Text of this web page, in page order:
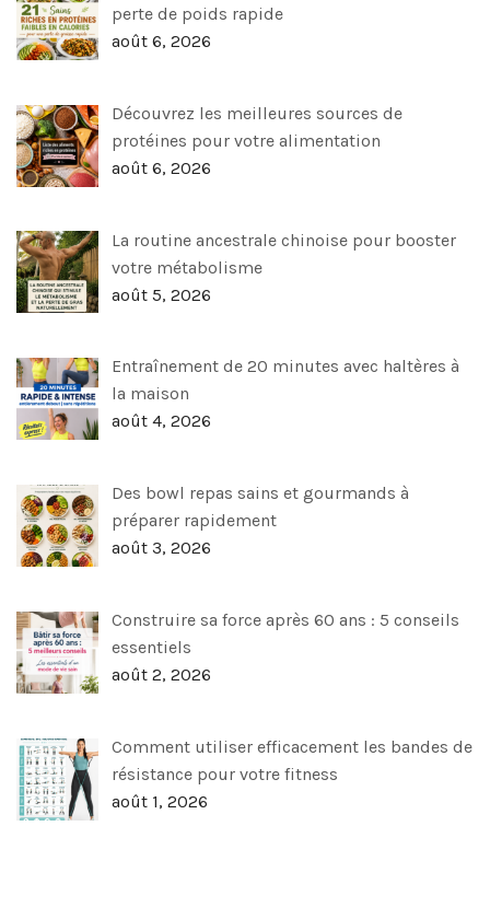
perte de poids rapide
août 6, 2026
Découvrez les meilleures sources de
protéines pour votre alimentation
août 6, 2026
La routine ancestrale chinoise pour booster
votre métabolisme
août 5, 2026
Entraînement de 20 minutes avec haltères à
la maison
août 4, 2026
Des bowl repas sains et gourmands à
préparer rapidement
août 3, 2026
Construire sa force après 60 ans : 5 conseils
essentiels
août 2, 2026
Comment utiliser efficacement les bandes de
résistance pour votre fitness
août 1, 2026